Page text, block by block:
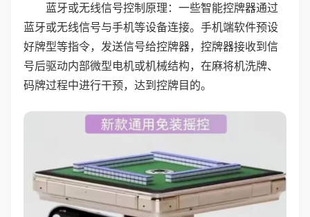
蓝牙或无线信号控制原理：一些智能控牌器通过
蓝牙或无线信号与手机等设备连接。手机端软件预设
好牌型等指令，发送信号给控牌器，控牌器接收到信
号后驱动内部微型电机或机械结构，在麻将机洗牌、
码牌过程中进行干预，达到控牌目的。